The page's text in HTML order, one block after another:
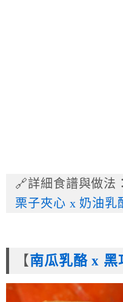
🔗詳細食譜與做法：
栗子夾心 x 奶油乳
【南瓜乳酪 x 黑